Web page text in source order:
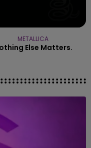
METALLICA
Else Matters.